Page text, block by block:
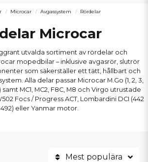
Microcar Avgassystem Rördelar
Microcar
utvalda sortiment av rördelar och
mopedbilar – inklusive avgasrör, slutrör
som säkerställer ett tätt, hållbart och
Alla delar passar Microcar M.Go (1, 2, 3,
samt MC1, MC2, F8C, M8 och Virgo utrustade
Focs / Progress ACT, Lombardini DCI (442
eller Yanmar motor.
Mest populära